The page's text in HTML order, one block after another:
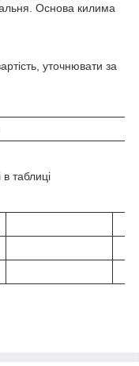
Основа килима
уточнювати за
в таблиці